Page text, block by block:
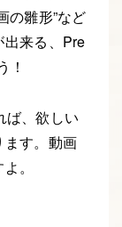
の雛形”など
来る、Pre
！
ば、欲しい
ます。動画
。